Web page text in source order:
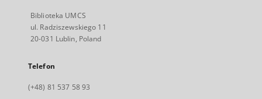
Biblioteka UMCS
ul. Radziszewskiego 11
20-031 Lublin, Poland
Telefon
(+48) 81 537 58 93